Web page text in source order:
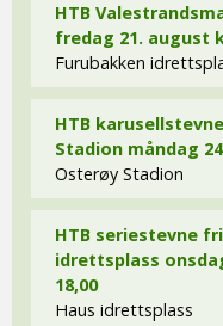
HTB
fredag 21. august
Furubakken
HTB
Stadion måndag
Osterøy Stadion
HTB seriestevne
idrettsplass
18,00
Haus idrettsplass